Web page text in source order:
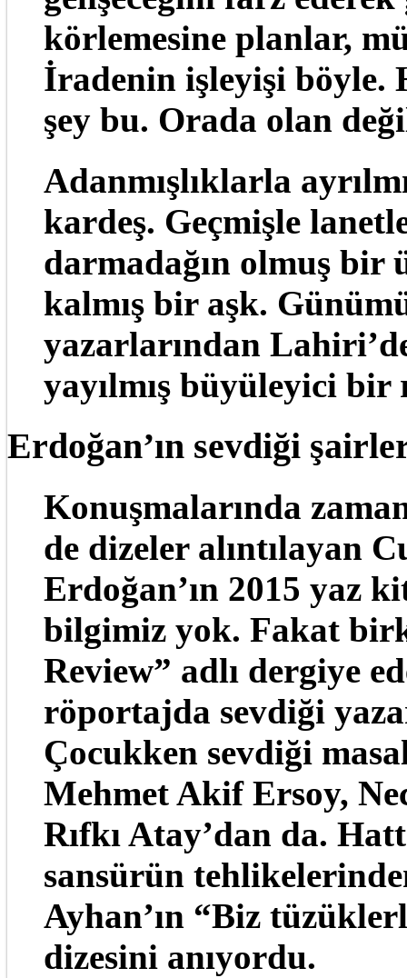
körlemesine planlar,
İradenin işleyişi böyle.
şey bu. Orada olan
Adanmışlıklarla
kardeş. Geçmişle
darmadağın olmuş bir
kalmış bir aşk.
yazarlarından
yayılmış büyüleyici bir
Erdoğan’ın sevdiği
Konuşmalarında
de dizeler alıntılayan
Erdoğan’ın 2015 yaz
bilgimiz yok. Fakat
Review” adlı dergiye
röportajda sevdiği
Çocukken sevdiği
Mehmet Akif Ersoy,
Rıfkı Atay’dan da.
sansürün
Ayhan’ın “Biz
dizesini anıyordu.